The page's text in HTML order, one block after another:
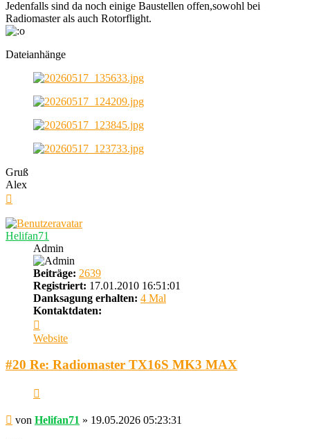
Jedenfalls sind da noch einige Baustellen offen,sowohl bei
Radiomaster als auch Rotorflight.
Dateianhänge
Gruß
Alex
Helifan71
Admin
Beiträge: 2639
Registriert: 17.01.2010 16:51:01
Danksagung erhalten: 4 Mal
Kontaktdaten:
von
Helifan71
Website
#20 Re: Radiomaster TX16S MK3 MAX
Beitrag
von Helifan71 » 19.05.2026 05:23:31